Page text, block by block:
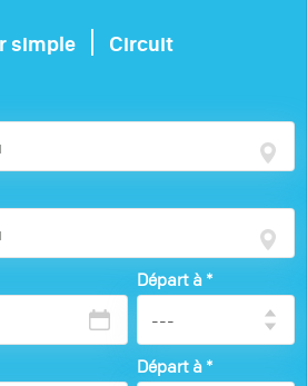
simple Circuit
Départ à *
Départ à *